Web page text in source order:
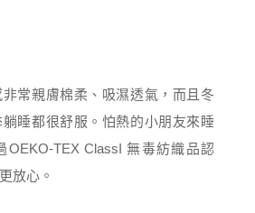
常親膚棉柔、吸濕透氣，而且冬
睡都很舒服。怕熱的小朋友來睡
OEKO-TEX ClassI 無毒紡織品認
放心。